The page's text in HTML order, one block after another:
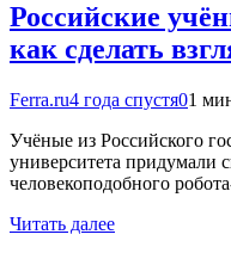
Российские
как сделать
Ferra.ru4 года спустя01
Учёные из Российского
университета придумали
человекоподобного
Читать далее